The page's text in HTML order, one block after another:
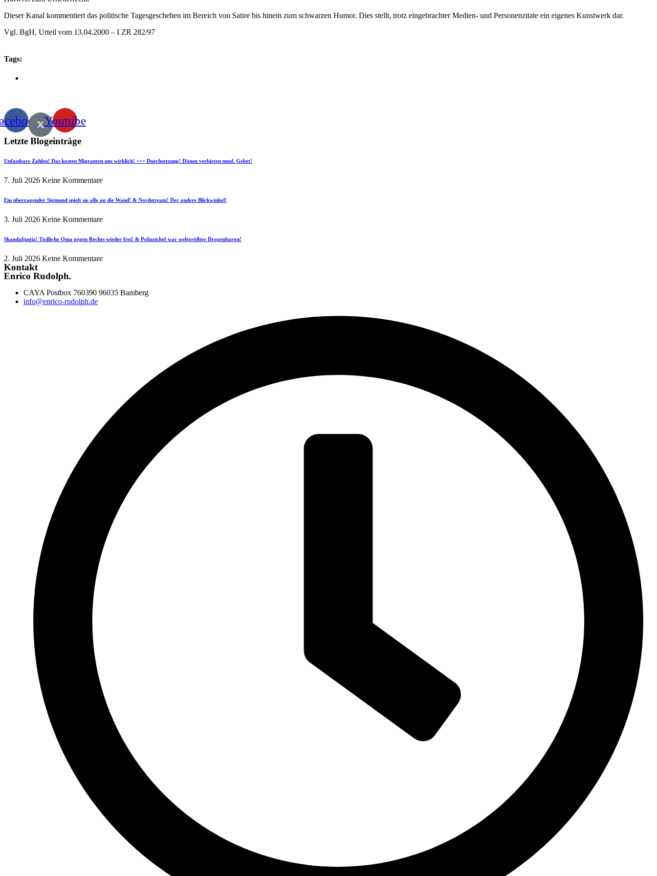
Dieser Kanal kommentiert das politische Tagesgeschehen im Bereich von Satire bis hinein zum schwarzen Humor. Dies stellt, trotz eingebrachter Medien- und Personenzitate ein eigenes Kunstwerk dar.
Vgl. BgH, Urteil vom 13.04.2000 – I ZR 282/97
Tags:
Youtube
Letzte Blogeinträge
Unfassbare Zahlen! Das kosten Migranten uns wirklich! +++ Durchsetzung! Dänen verbieten musl. Gebet!
7. Juli 2026 Keine Kommentare
Ein überragender Sigmund spielt sie alle an die Wand! & Nordstream! Der andere Blickwinkel!
3. Juli 2026 Keine Kommentare
Skandaljustiz! Tödliche Oma gegen Rechts wieder frei! & Polizeichef war weltgrößter Drogenbaron!
2. Juli 2026 Keine Kommentare
Kontakt
Enrico Rudolph.
CAYA Postbox 760390 96035 Bamberg
info@enrico-rudolph.de